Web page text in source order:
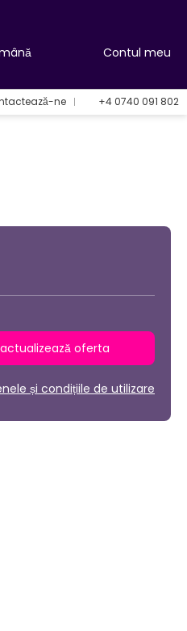
Contul meu
ne +4 0740 091 802
oferta
și condițiile de utilizare